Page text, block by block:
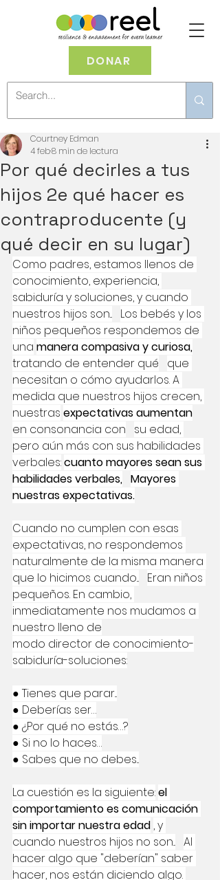
DONAR
Por qué decirles a tus
hijos 2e qué hacer es
contraproducente (y
qué decir en su lugar)
Courtney Edman
4 feb8 min de lectura
Como padres, estamos llenos de
conocimiento, experiencia,
sabiduría y soluciones, y cuando
nuestros hijos son... Los bebés y los
niños pequeños respondemos de
una manera compasiva y curiosa,
tratando de entender qué
que
necesitan o cómo ayudarlos. A
medida que nuestros hijos crecen,
nuestras expectativas aumentan
en consonancia con
su edad,
pero aún más con sus habilidades
verbales:cuanto mayores sean sus
habilidades verbales, Mayores
nuestras expectativas.
Cuando no cumplen con esas
expectativas, no respondemos
naturalmente de la misma manera
que lo hicimos cuando... Eran niños
pequeños. En cambio,
inmediatamente nos mudamos a
nuestro lleno de
modo director de conocimiento-
sabiduría-soluciones:
● Tienes que parar...
● Deberías ser…
● ¿Por qué no estás…?
● Si no lo haces…
● Sabes que no debes...
La cuestión es la siguiente:el
comportamiento es comunicación
sin importar nuestra edad, y
cuando nuestros hijos no son... Al
hacer algo que "deberían" saber
hacer, nos están diciendo algo.